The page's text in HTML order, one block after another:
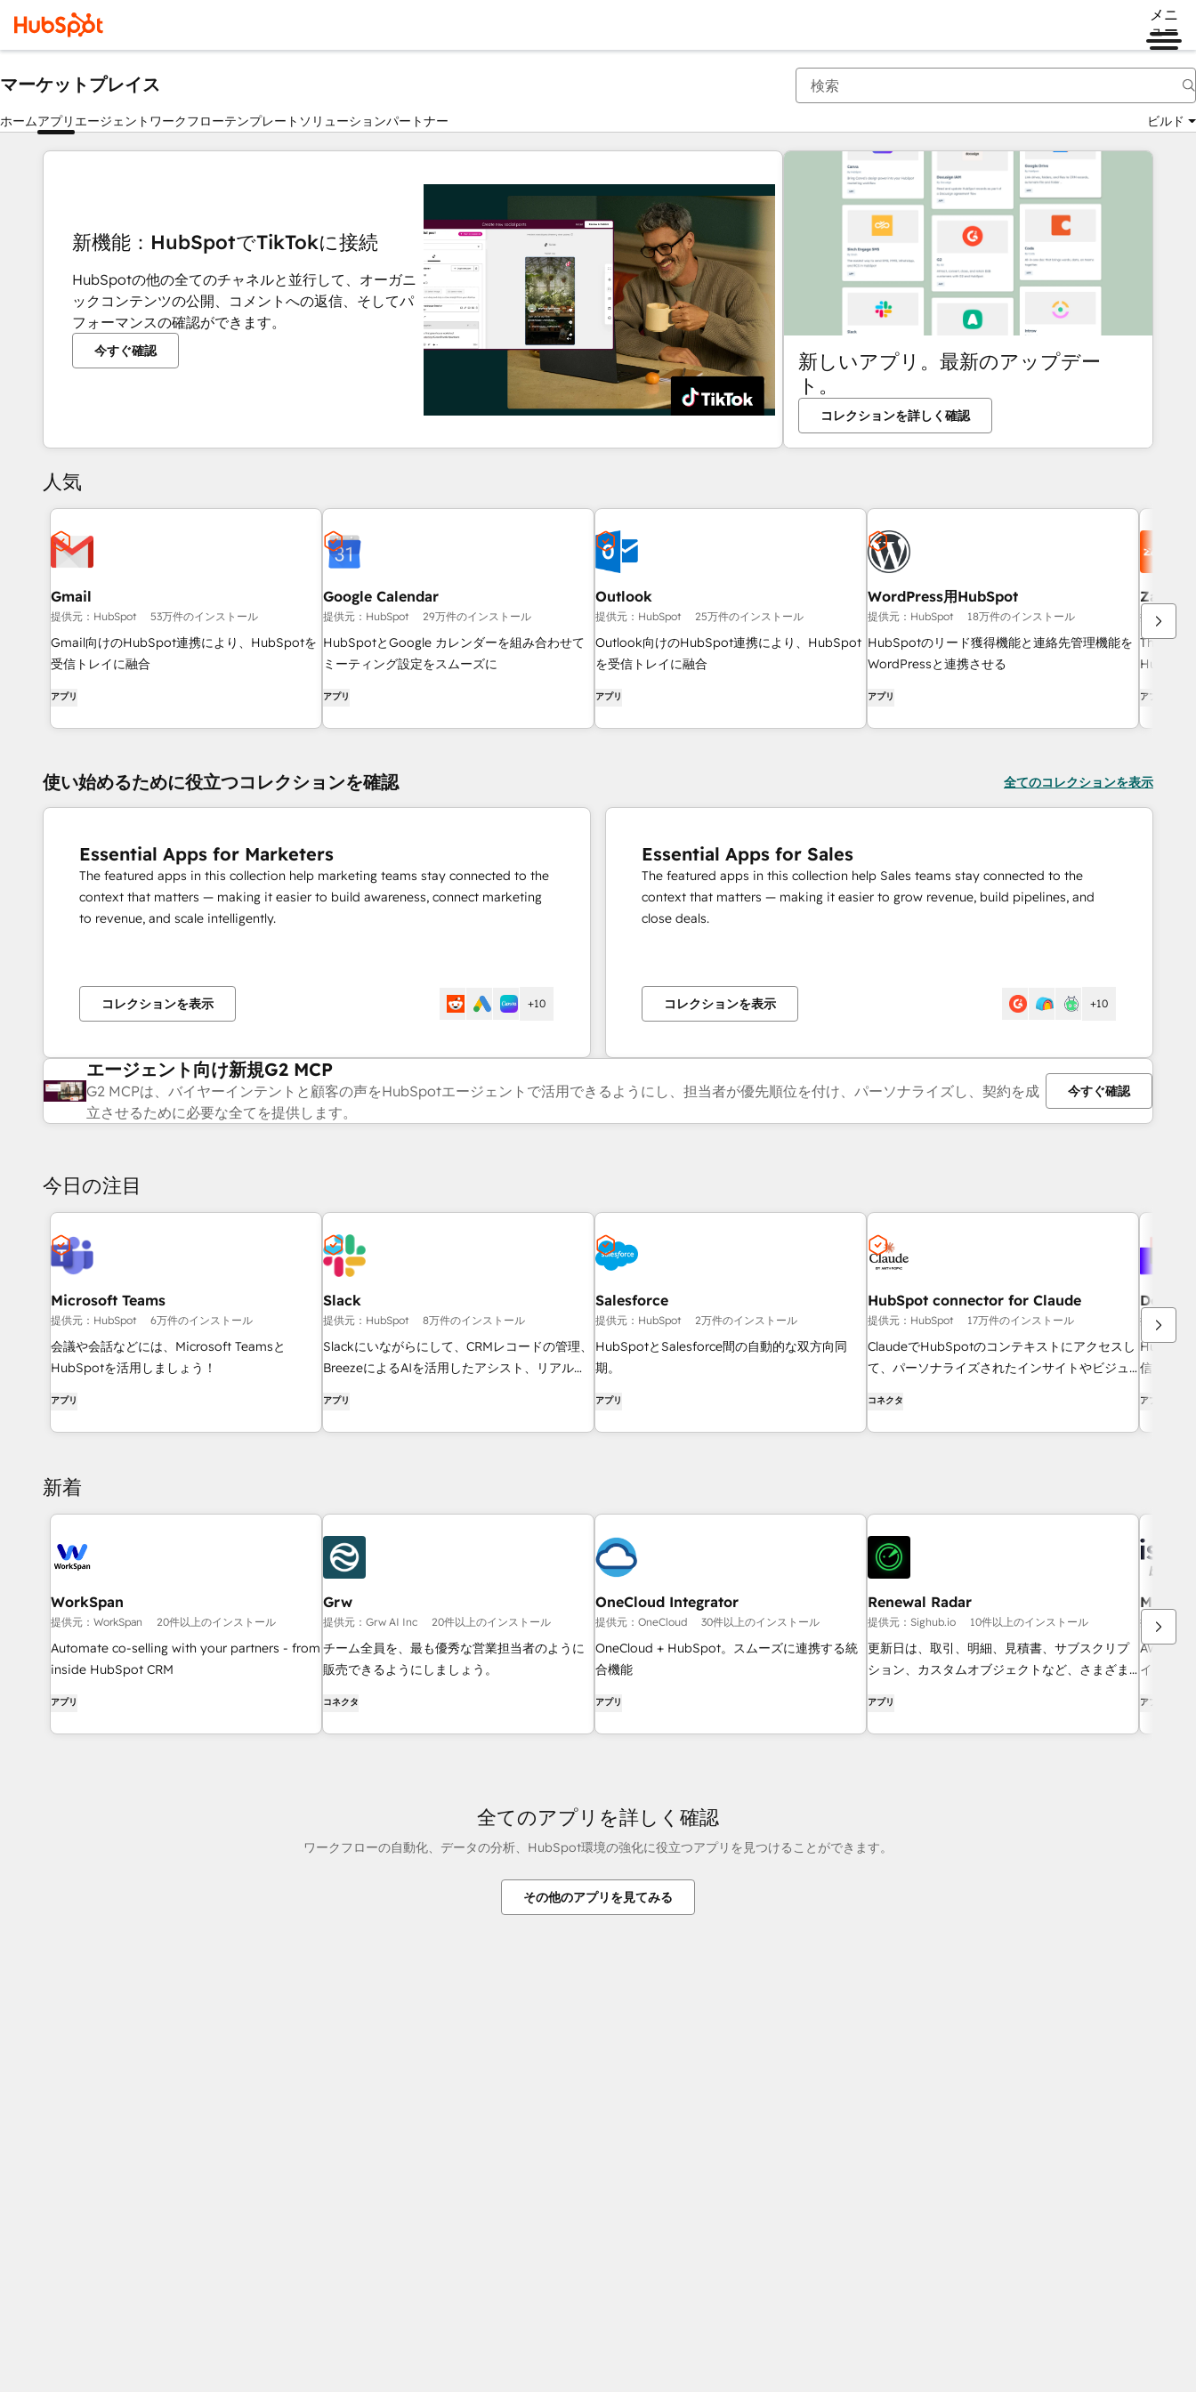
メニ
ュー
マーケットプレイス
ホームアプリ エージェント ワークフローテンプレート ソリューションパートナー ビルド
新機能：HubSpotでTikTokに接続
HubSpotの他の全てのチャネルと並行して、オーガニ
ックコンテンツの公開、コメントへの返信、そしてパ
フォーマンスの確認ができます。
今すぐ確認
新しいアプリ。最新のアップデー
ト。
コレクションを詳しく確認
人気
Gmail
提供元：HubSpot 53万件のインストール
Gmail向けのHubSpot連携により、HubSpotを
受信トレイに融合
アプリ
Google Calendar
提供元：HubSpot 29万件のインストール
HubSpotとGoogle カレンダーを組み合わせて
ミーティング設定をスムーズに
アプリ
Outlook
提供元：HubSpot 25万件のインストール
Outlook向けのHubSpot連携により、HubSpot
を受信トレイに融合
アプリ
WordPress用HubSpot
提供元：HubSpot 18万件のインストール
HubSpotのリード獲得機能と連絡先管理機能を
WordPressと連携させる
アプリ
Zapier
提供元：
The
アプリ
使い始めるために役立つコレクションを確認 全てのコレクションを表示
Essential Apps for Marketers
The featured apps in this collection help marketing teams stay connected to the
context that matters — making it easier to build awareness, connect marketing
to revenue, and scale intelligently.
コレクションを表示 +10
Essential Apps for Sales
The featured apps in this collection help Sales teams stay connected to the
context that matters — making it easier to grow revenue, build pipelines, and
close deals.
コレクションを表示 +10
エージェント向け新規G2 MCP
G2 MCPは、バイヤーインテントと顧客の声をHubSpotエージェントで活用できるようにし、担当者が優先順位を付け、パーソナライズし、契約を成
立させるために必要な全てを提供します。
今すぐ確認
今日の注目
Microsoft Teams
提供元：HubSpot 6万件のインストール
会議や会話などには、Microsoft Teamsと
HubSpotを活用しましょう！
アプリ
Slack
提供元：HubSpot 8万件のインストール
Slackにいながらにして、CRMレコードの管理、
BreezeによるAIを活用したアシスト、リアルタ
が可能です。
アプリ
Salesforce
提供元：HubSpot 2万件のインストール
HubSpotとSalesforce間の自動的な双方向同
期。
アプリ
HubSpot connector for Claude
提供元：HubSpot 17万件のインストール
ClaudeでHubSpotのコンテキストにアクセスし
て、パーソナライズされたインサイトやビジュ
成・更新できます。
コネクタ
提供元：
HubSpot
信、追跡
アプリ
新着
WorkSpan
提供元：WorkSpan 20件以上のインストール
Automate co-selling with your partners - from
inside HubSpot CRM
アプリ
Grw
提供元：Grw AI Inc 20件以上のインストール
チーム全員を、最も優秀な営業担当者のように
販売できるようにしましょう。
コネクタ
OneCloud Integrator
提供元：OneCloud 30件以上のインストール
OneCloud + HubSpot。スムーズに連携する統
合機能
アプリ
Renewal Radar
提供元：Sighub.io 10件以上のインストール
更新日は、取引、明細、見積書、サブスクリプ
ション、カスタムオブジェクトなど、さまざま
Radar」は、それらをすべて特定し、実際に更
新作業を担当している担当者がいるかどうかを
アプリ
提供元：
AWS、
イスを
追跡し、
アプリ
全てのアプリを詳しく確認
ワークフローの自動化、データの分析、HubSpot環境の強化に役立つアプリを見つけることができます。
その他のアプリを見てみる